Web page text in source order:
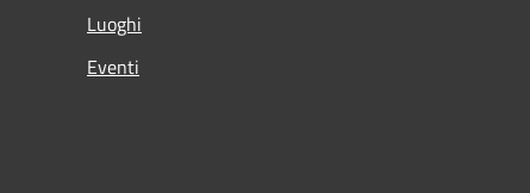
Luoghi
Eventi